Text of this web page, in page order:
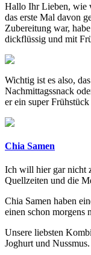
Hallo Ihr Lieben, wie
das erste Mal davon
Zubereitung war,
dickflüssig und mit
Wichtig ist es also,
Nachmittagssnack
er ein super
Chia Samen
Ich will hier gar nicht
Quellzeiten und die
Chia Samen haben
einen schon morgens
Unsere liebsten
Joghurt und